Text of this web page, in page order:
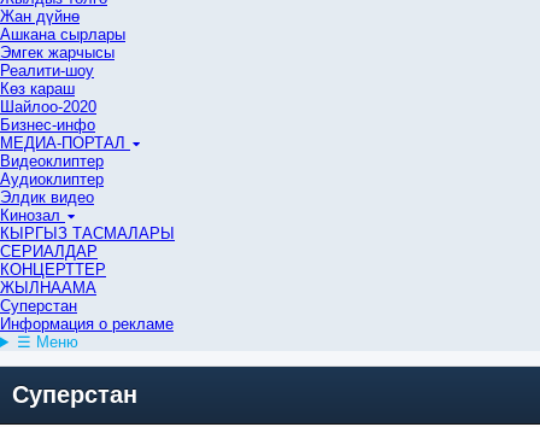
Жан дүйнө
Ашкана сырлары
Эмгек жарчысы
Реалити-шоу
Көз караш
Шайлоо-2020
Бизнес-инфо
МЕДИА-ПОРТАЛ
Видеоклиптер
Аудиоклиптер
Элдик видео
Кинозал
КЫРГЫЗ ТАСМАЛАРЫ
СЕРИАЛДАР
КОНЦЕРТТЕР
ЖЫЛНААМА
Суперстан
Информация о рекламе
☰ Меню
Суперстан